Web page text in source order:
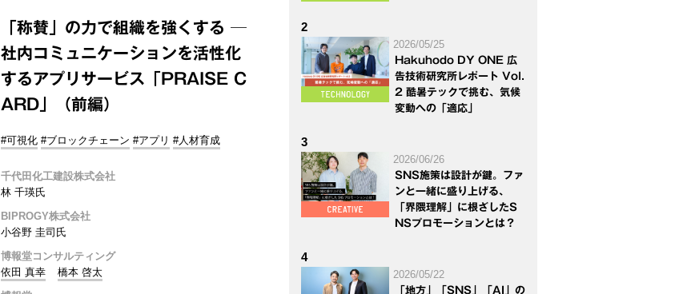
「称賛」の力で組織を強くする ─
社内コミュニケーションを活性化
するアプリサービス「PRAISE C
ARD」（前編）
#可視化 #ブロックチェーン #アプリ #人材育成
千代田化工建設株式会社
林 千瑛氏
BIPROGY株式会社
小谷野 圭司氏
博報堂コンサルティング
依田 真幸
橋本 啓太
2
2026/05/25
Hakuhodo DY ONE 広
告技術研究所レポート Vol.
2 酷暑テックで挑む、気候
変動への「適応」
3
2026/06/26
SNS施策は設計が鍵。ファ
ンと一緒に盛り上げる、
「界隈理解」に根ざしたS
NSプロモーションとは？
4
2026/05/22
「地方」「SNS」「AI」の